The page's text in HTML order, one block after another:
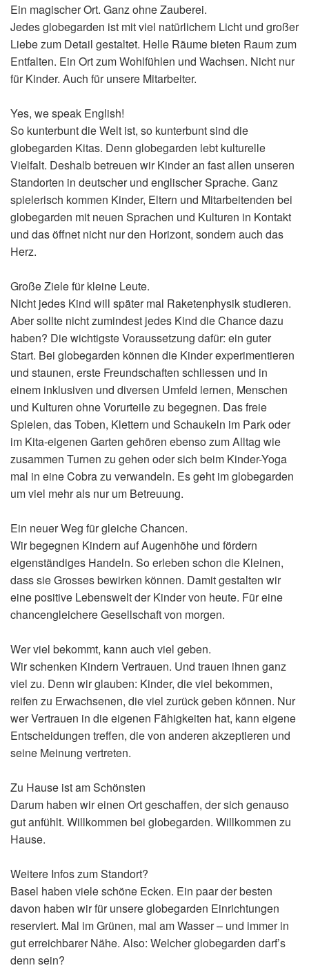
Ein magischer Ort. Ganz ohne Zauberei.
Jedes globegarden ist mit viel natürlichem Licht und großer
Liebe zum Detail gestaltet. Helle Räume bieten Raum zum
Entfalten. Ein Ort zum Wohlfühlen und Wachsen. Nicht nur
für Kinder. Auch für unsere Mitarbeiter.
Yes, we speak English!
So kunterbunt die Welt ist, so kunterbunt sind die
globegarden Kitas. Denn globegarden lebt kulturelle
Vielfalt. Deshalb betreuen wir Kinder an fast allen unseren
Standorten in deutscher und englischer Sprache. Ganz
spielerisch kommen Kinder, Eltern und Mitarbeitenden bei
globegarden mit neuen Sprachen und Kulturen in Kontakt
und das öffnet nicht nur den Horizont, sondern auch das
Herz.
Große Ziele für kleine Leute.
Nicht jedes Kind will später mal Raketenphysik studieren.
Aber sollte nicht zumindest jedes Kind die Chance dazu
haben? Die wichtigste Voraussetzung dafür: ein guter
Start. Bei globegarden können die Kinder experimentieren
und staunen, erste Freundschaften schliessen und in
einem inklusiven und diversen Umfeld lernen, Menschen
und Kulturen ohne Vorurteile zu begegnen. Das freie
Spielen, das Toben, Klettern und Schaukeln im Park oder
im Kita-eigenen Garten gehören ebenso zum Alltag wie
zusammen Turnen zu gehen oder sich beim Kinder-Yoga
mal in eine Cobra zu verwandeln. Es geht im globegarden
um viel mehr als nur um Betreuung.
Ein neuer Weg für gleiche Chancen.
Wir begegnen Kindern auf Augenhöhe und fördern
eigenständiges Handeln. So erleben schon die Kleinen,
dass sie Grosses bewirken können. Damit gestalten wir
eine positive Lebenswelt der Kinder von heute. Für eine
chancengleichere Gesellschaft von morgen.
Wer viel bekommt, kann auch viel geben.
Wir schenken Kindern Vertrauen. Und trauen ihnen ganz
viel zu. Denn wir glauben: Kinder, die viel bekommen,
reifen zu Erwachsenen, die viel zurück geben können. Nur
wer Vertrauen in die eigenen Fähigkeiten hat, kann eigene
Entscheidungen treffen, die von anderen akzeptieren und
seine Meinung vertreten.
Zu Hause ist am Schönsten
Darum haben wir einen Ort geschaffen, der sich genauso
gut anfühlt. Willkommen bei globegarden. Willkommen zu
Hause.
Weitere Infos zum Standort?
Basel haben viele schöne Ecken. Ein paar der besten
davon haben wir für unsere globegarden Einrichtungen
reserviert. Mal im Grünen, mal am Wasser – und immer in
gut erreichbarer Nähe. Also: Welcher globegarden darf’s
denn sein?